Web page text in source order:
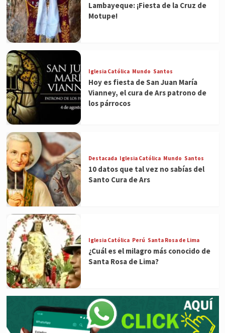
Lambayeque: ¡Fiesta de la Cruz de
Motupe!
Iglesia Católica Mundo Santos
Hoy es fiesta de San Juan María
Vianney, el cura de Ars patrono de
los párrocos
Destacada Iglesia Católica Mundo Santos
10 datos que tal vez no sabías del
Santo Cura de Ars
Iglesia Católica Perú Santa Rosa de Lima
¿Cuál es el milagro más conocido de
Santa Rosa de Lima?